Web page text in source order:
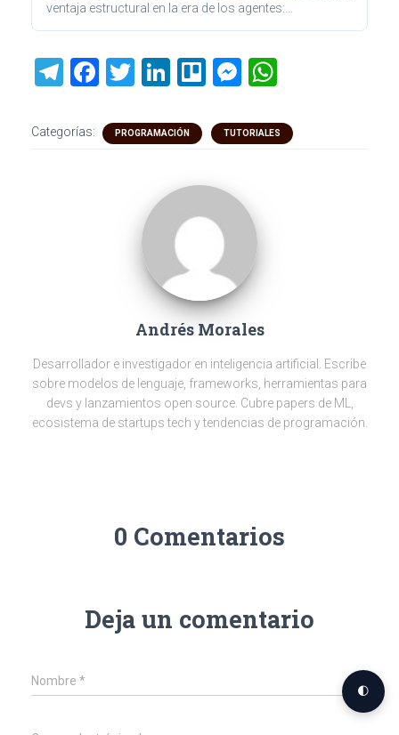
ventaja estructural en la era de los agentes:…
T
e
F
ce
T
tt
Li
e
n
Tr
o
M
se
er
at
Categorías: PROGRAMACIÓN TUTORIALES
Andrés Morales
Desarrollador e investigador en inteligencia artificial. Escribe
sobre modelos de lenguaje, frameworks, herramientas para
devs y lanzamientos open source. Cubre papers de ML,
ecosistema de startups tech y tendencias de programación.
0 Comentarios
Deja un comentario
Nombre *
🌓